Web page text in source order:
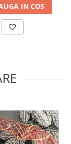
IN COS